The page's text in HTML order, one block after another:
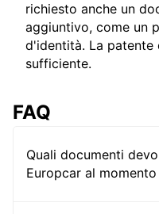
richiesto anche un
aggiuntivo, come un
d'identità. La patente
sufficiente.
FAQ
Quali documenti
Europcar al